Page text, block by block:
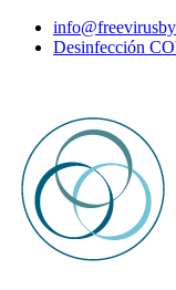
Desinfección